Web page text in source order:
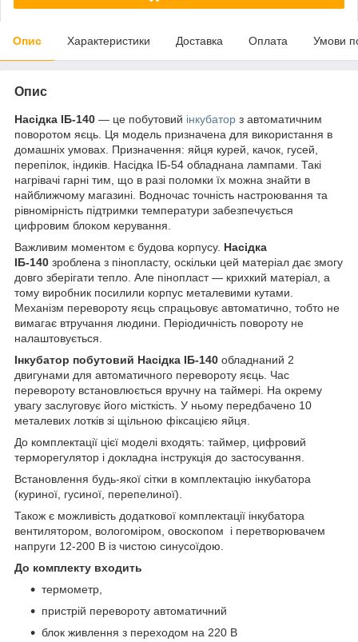
Опис Характеристики Доставка Оплата Умови
Опис
Насідка ІБ-140 — це побутовий інкубатор з автоматичним
поворотом яєць. Ця модель призначена для використання в
домашніх умовах. Призначення: яйця курей, качок, гусей,
перепілок, індиків. Насідка ІБ-54 обладнана лампами. Такі
нагрівачі гарні тим, що в разі поломки їх можна знайти в
найближчому магазині. Водночас точність настроювання та
рівномірність підтримки температури забезпечується
цифровим блоком керування.
Важливим моментом є будова корпусу. Насідка
ІБ-140 зроблена з пінопласту, оскільки цей матеріал дає змогу
довго зберігати тепло. Але пінопласт — крихкий матеріал, а
тому виробник посилили корпус металевими кутами.
Механізм перевороту яєць спрацьовує автоматично, тобто не
вимагає втручання людини. Періодичність повороту не
налаштовується.
Інкубатор побутовий Насідка ІБ-140 обладнаний 2
двигунами для автоматичного перевороту яєць. Час
перевороту встановлюється вручну на таймері. На окрему
увагу заслуговує його місткість. У ньому передбачено 10
металевих лотків зі щільною фіксацією яйця.
До комплектації цієї моделі входять: таймер, цифровий
терморегулятор і докладна інструкція до застосування.
Встановлення будь-якої сітки в комплектацію інкубатора
(куриної, гусиної, перепелиної).
Також є можливість додаткової комплектації інкубатора
вентилятором, вологоміром, овоскопом і перетворювачем
напруги 12-200 В із чистою синусоїдою.
До комплекту входить
термометр,
пристрій перевороту автоматичний
блок живлення з переходом на 220 В